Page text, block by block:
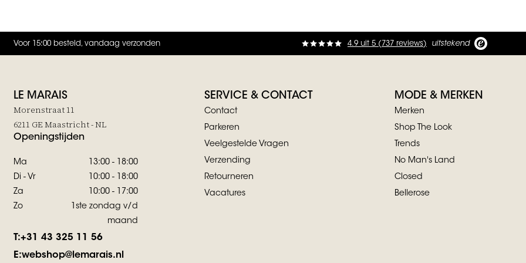
Voor 15:00 besteld, vandaag verzonden 4.9 uit 5 ( 737 reviews) uitstekend
LE MARAIS
Morenstraat 11
6211 GE Maastricht - NL
Openingstijden
Ma
13:00 - 18:00
Di - Vr
10:00 - 18:00
Za
10:00 - 17:00
Zo
1ste zondag v/d
maand
T:+31 43 325 11 56
E:webshop@lemarais.nl
SERVICE & CONTACT
Contact
Parkeren
Veelgestelde Vragen
Verzending
Retourneren
Vacatures
MODE & MERKEN
Merken
Shop The Look
Trends
No Man's Land
Closed
Bellerose